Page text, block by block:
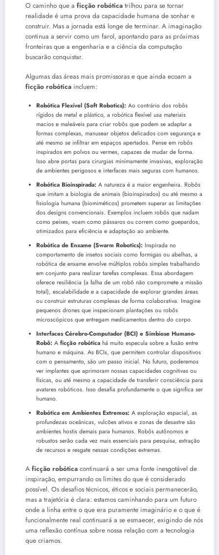
O caminho que a ficção robótica trilhou para se tornar
realidade é uma prova da capacidade humana de sonhar e
construir. Mas a jornada está longe de terminar. A imaginação
continua a servir como um farol, apontando para as próximas
fronteiras que a engenharia e a ciência da computação
buscarão conquistar.
Algumas das áreas mais promissoras e que ainda ecoam a
ficção robótica incluem:
Robótica Flexível (Soft Robotics): Ao contrário dos robôs
rígidos de metal e plástico, a robótica flexível usa materiais
macios e maleáveis para criar robôs que podem se adaptar a
formas complexas, manusear objetos delicados com segurança e
até mesmo se infiltrar em espaços apertados. Pense em robôs
inspirados em polvos ou vermes, capazes de mudar de forma.
Isso abre portas para cirurgias minimamente invasivas, exploração
de ambientes perigosos e interfaces mais seguras com humanos.
Robótica Bioinspirada: A natureza é a maior engenheira. Robôs
que imitam a biologia de animais (bioinspirados) ou até mesmo a
fisiologia humana (biomiméticos) prometem superar as limitações
dos designs convencionais. Exemplos incluem robôs que nadam
como peixes, voam como pássaros ou correm como guepardos,
otimizados para eficiência e adaptação ao ambiente.
Robótica de Enxame (Swarm Robotics): Inspirada no
comportamento de insetos sociais como formigas ou abelhas, a
robótica de enxame envolve múltiplos robôs simples trabalhando
em conjunto para realizar tarefas complexas. Essa abordagem
oferece resiliência (a falha de um robô não compromete a missão
total), escalabilidade e a capacidade de explorar grandes áreas
ou construir estruturas complexas de forma colaborativa. Imagine
pequenos drones que inspecionam plantações ou robôs
microscópicos que entregam medicamentos dentro do corpo.
Interfaces Cérebro-Computador (BCI) e Símbiose Humano-
Robô: A ficção robótica há muito especula sobre a fusão entre
humano e máquina. As BCIs, que permitem controlar dispositivos
com o pensamento, são um passo inicial. No futuro, poderemos
ver implantes que aprimoram nossas capacidades cognitivas ou
físicas, ou até mesmo a capacidade de transferir consciência para
avatares robóticos. Isso desafia profundamente o que significa ser
humano.
Robótica em Ambientes Extremos: A exploração espacial, as
profundezas oceânicas, vulcões ativos e zonas de desastre são
ambientes hostis demais para humanos. Robôs autônomos e
robustos serão cada vez mais essenciais para pesquisa, extração
de recursos e resgate nessas condições extremas.
A ficção robótica continuará a ser uma fonte inesgotável de
inspiração, empurrando os limites do que é considerado
possível. Os desafios técnicos, éticos e sociais permanecerão,
mas a trajetória é clara: estamos caminhando para um futuro
onde a linha entre o que era puramente imaginário e o que é
funcionalmente real continuará a se esmaecer, exigindo de nós
uma reflexão contínua sobre nossa relação com a tecnologia
que criamos.